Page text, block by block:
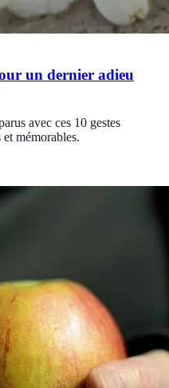
un dernier adieu
avec ces 10 gestes
mémorables.